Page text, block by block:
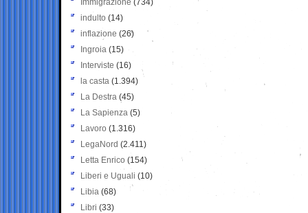
Immigrazione (734)
indulto (14)
inflazione (26)
Ingroia (15)
Interviste (16)
la casta (1.394)
La Destra (45)
La Sapienza (5)
Lavoro (1.316)
LegaNord (2.411)
Letta Enrico (154)
Liberi e Uguali (10)
Libia (68)
Libri (33)